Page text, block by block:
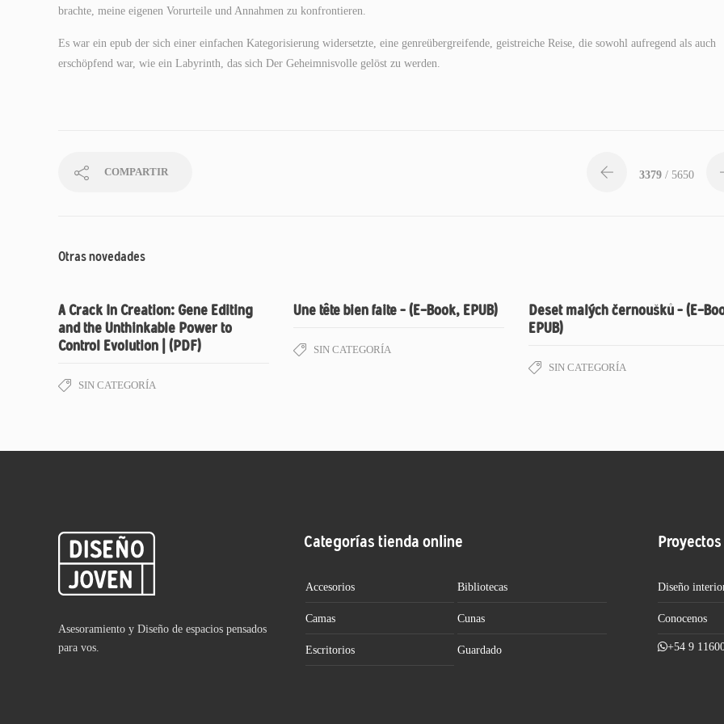
brachte, meine eigenen Vorurteile und Annahmen zu konfrontieren.
Es war ein epub der sich einer einfachen Kategorisierung widersetzte, eine genreübergreifende, geistreiche Reise, die sowohl aufregend als auch
erschöpfend war, wie ein Labyrinth, das sich Der Geheimnisvolle gelöst zu werden.
COMPARTIR 3379 / 5650
Otras novedades
A Crack In Creation: Gene Editing
and the Unthinkable Power to
Control Evolution | (PDF)
SIN CATEGORÍA
Une tête bien faite – (E-Book, EPUB)
SIN CATEGORÍA
Deset malých černoušků – (E-
EPUB)
SIN CATEGORÍA
Asesoramiento y Diseño de espacios pensados
para vos.
Categorías tienda online
Accesorios Bibliotecas
Camas Cunas
Escritorios Guardado
Diseño
Conocenos
+54 9